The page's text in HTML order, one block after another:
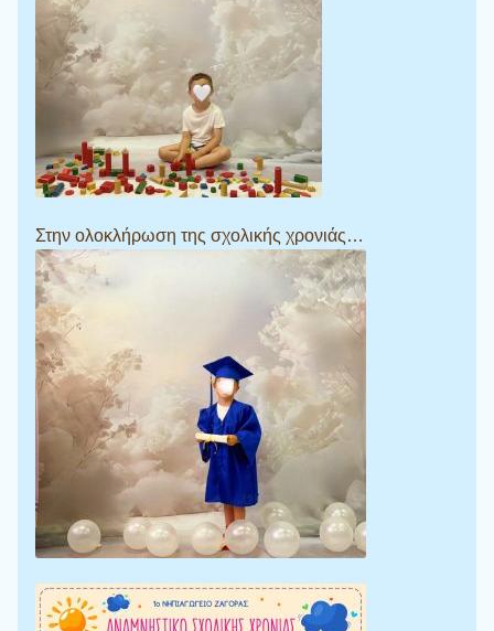
Στην ολοκλήρωση της σχολικής χρονιάς…